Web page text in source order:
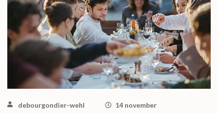
debourgondier-wehl
14 november